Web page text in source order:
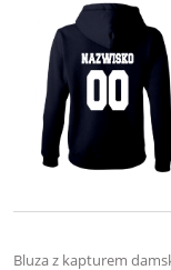
Bluza z kapturem